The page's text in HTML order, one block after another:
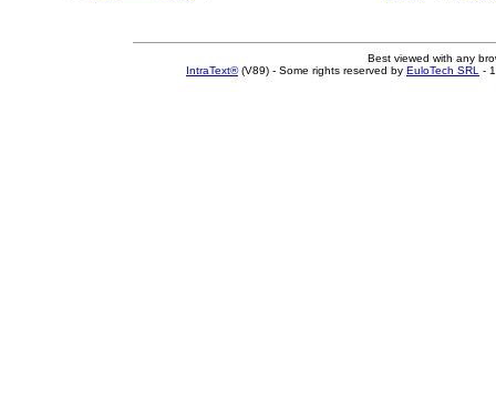
Best viewed with any
IntraText®(V89) - Some rights reserved by EuloTech SRL -